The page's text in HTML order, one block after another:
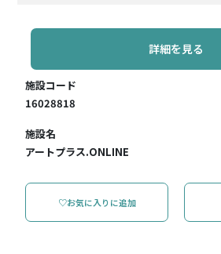
詳細を見る
施設コード
16028818
施設名
アートプラス.ONLINE
♡お気に入りに追加